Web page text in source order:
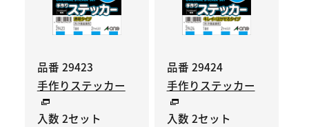
品番 29423
手作りステッカー
入数 2セット
品番 29424
手作りステッカー
入数 2セット